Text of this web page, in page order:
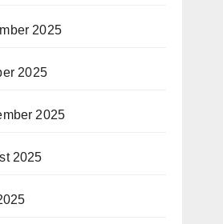
2025
2025
2025
2025